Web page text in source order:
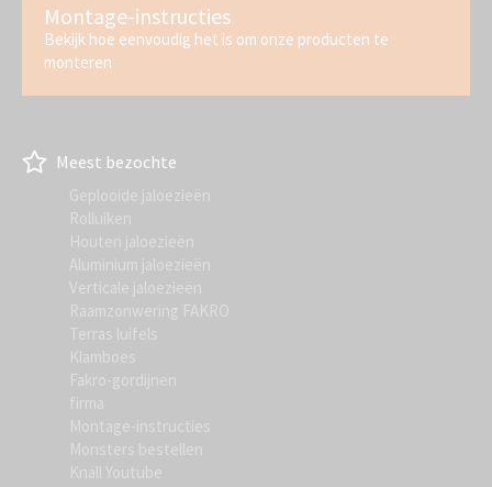
Montage-instructies
Bekijk hoe eenvoudig het is om onze producten te
monteren
Meest bezochte
Geplooide jaloezieën
Rolluiken
Houten jaloezieën
Aluminium jaloezieën
Verticale jaloezieën
Raamzonwering FAKRO
Terras luifels
Klamboes
Fakro-gordijnen
firma
Montage-instructies
Monsters bestellen
Knall Youtube